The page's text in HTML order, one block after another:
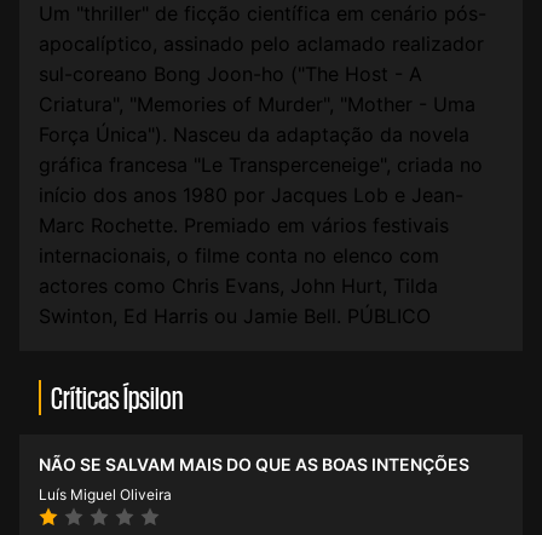
Um "thriller" de ficção científica em cenário pós-
apocalíptico, assinado pelo aclamado realizador
sul-coreano Bong Joon-ho ("The Host - A
Criatura", "Memories of Murder", "Mother - Uma
Força Única"). Nasceu da adaptação da novela
gráfica francesa "Le Transperceneige", criada no
início dos anos 1980 por Jacques Lob e Jean-
Marc Rochette. Premiado em vários festivais
internacionais, o filme conta no elenco com
actores como Chris Evans, John Hurt, Tilda
Swinton, Ed Harris ou Jamie Bell. PÚBLICO
Críticas Ípsilon
NÃO SE SALVAM MAIS DO QUE AS BOAS INTENÇÕES
Luís Miguel Oliveira